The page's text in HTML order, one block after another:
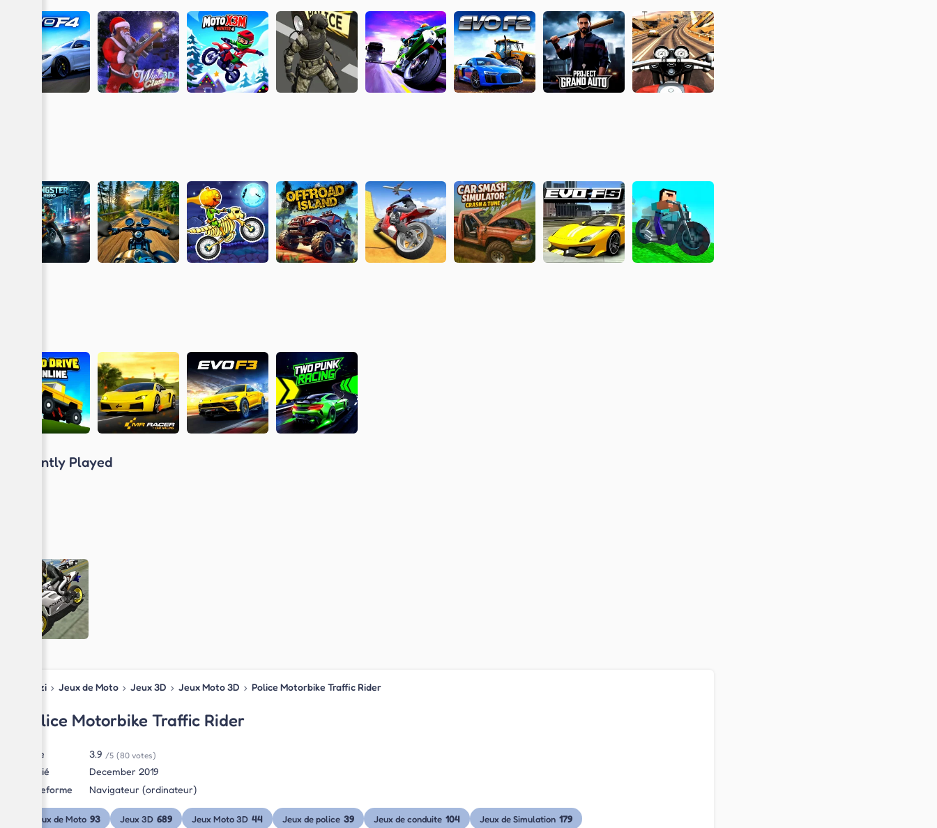
Recently Played
Blipzi › Jeux de Moto › Jeux 3D › Jeux Moto 3D › Police Motorbike Traffic Rider
Police Motorbike Traffic Rider
Note 3.9 /5 (80 votes)
Publié
December 2019
Plateforme
Navigateur (ordinateur)
Jeux de Moto 93 Jeux 3D 689 Jeux Moto 3D 44 Jeux de police 39 Jeux de conduite 104 Jeux de Simulation 179